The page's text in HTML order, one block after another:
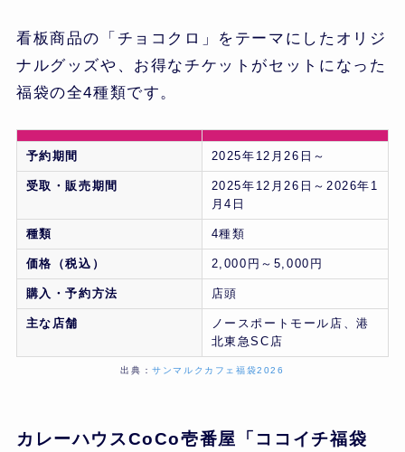
看板商品の「チョコクロ」をテーマにしたオリジ
ナルグッズや、お得なチケットがセットになった
福袋の全4種類です。
予約期間 2025年12月26日～
受取・販売期間
2025年12月26日～2026年1
月4日
種類 4種類
価格（税込） 2,000円～5,000円
購入・予約方法 店頭
主な店舗
ノースポートモール店、港
北東急SC店
出典：サンマルクカフェ福袋2026
カレーハウスCoCo壱番屋「ココイチ福袋